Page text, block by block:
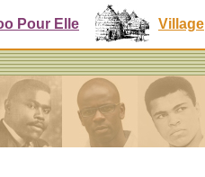
Pour Elle Village